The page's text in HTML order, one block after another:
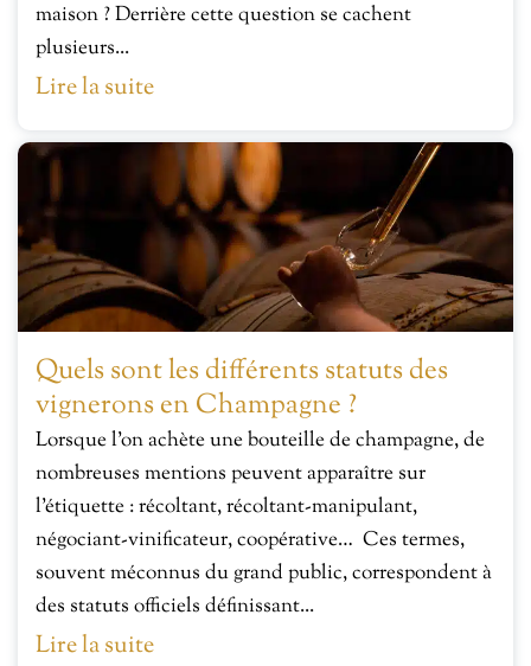
maison ? Derrière cette question se cachent
plusieurs...
Lire la suite
Quels sont les différents statuts des
vignerons en Champagne ?
Lorsque l’on achète une bouteille de champagne, de
nombreuses mentions peuvent apparaître sur
l’étiquette : récoltant, récoltant-manipulant,
négociant-vinificateur, coopérative… Ces termes,
souvent méconnus du grand public, correspondent à
des statuts officiels définissant...
Lire la suite